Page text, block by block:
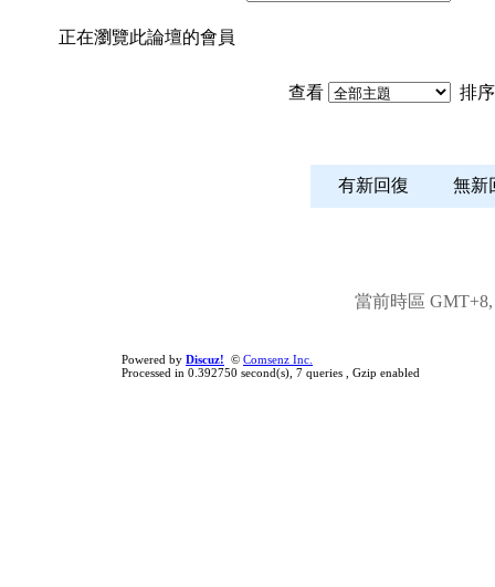
正在瀏覽此論壇的會員
查看 排
有新回復 無
當前時區 GMT+8,
Powered by Discuz! © Comsenz Inc.
Processed in 0.392750 second(s), 7 queries , Gzip enabled